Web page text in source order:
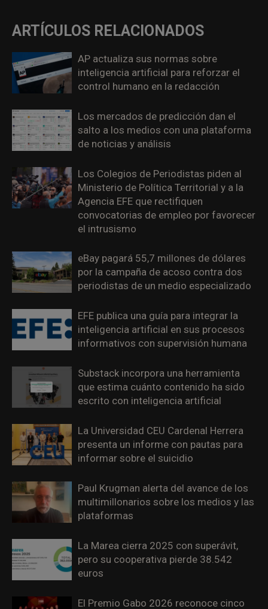
ARTÍCULOS RELACIONADOS
AP actualiza sus normas sobre
inteligencia artificial para reforzar el
control humano en la redacción
Los mercados de predicción dan el
salto a los medios con una plataforma
de noticias y análisis
Los Colegios de Periodistas piden al
Ministerio de Política Territorial y a la
Agencia EFE que rectifiquen
convocatorias de empleo por favorecer
el intrusismo
eBay pagará 55,7 millones de dólares
por la campaña de acoso contra dos
periodistas de un medio especializado
EFE publica una guía para integrar la
inteligencia artificial en sus procesos
informativos con supervisión humana
Substack incorpora una herramienta
que estima cuánto contenido ha sido
escrito con inteligencia artificial
La Universidad CEU Cardenal Herrera
presenta un informe con pautas para
informar sobre el suicidio
Paul Krugman alerta del avance de los
multimillonarios sobre los medios y las
plataformas
La Marea cierra 2025 con superávit,
pero su cooperativa pierde 38.542
euros
El Premio Gabo 2026 reconoce cinco